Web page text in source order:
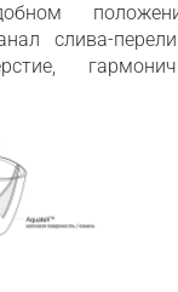
слива-